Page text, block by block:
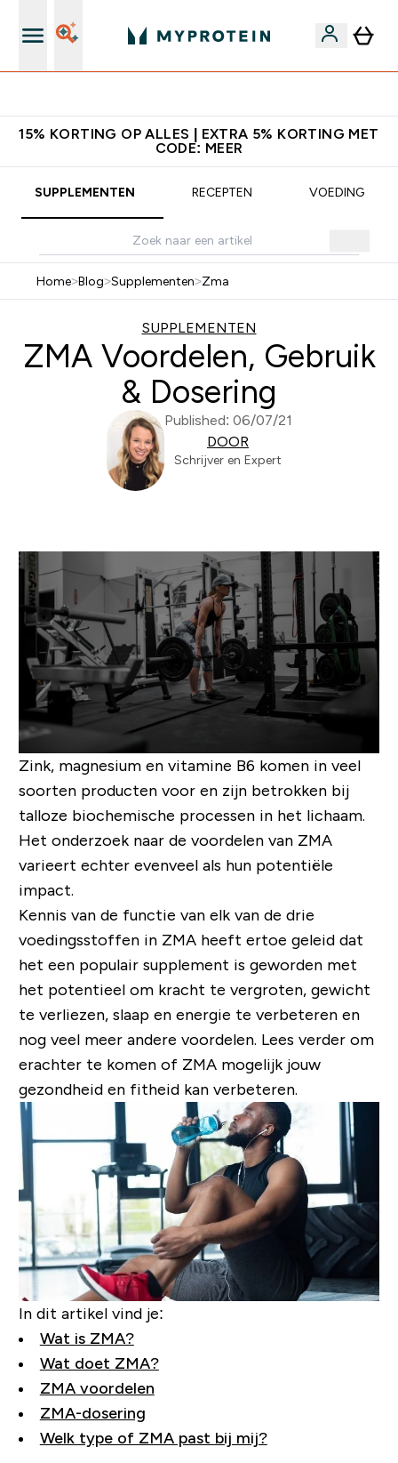
15% KORTING OP ALLES | EXTRA 5% KORTING MET
CODE: MEER
SUPPLEMENTEN RECEPTEN VOEDING
Home>Blog>Supplementen>Zma
SUPPLEMENTEN
ZMA Voordelen, Gebruik
& Dosering
Published: 06/07/21
DOOR
Schrijver en Expert
Zink, magnesium en vitamine B6 komen in veel
soorten producten voor en zijn betrokken bij
talloze biochemische processen in het lichaam.
Het onderzoek naar de voordelen van ZMA
varieert echter evenveel als hun potentiële
impact.
Kennis van de functie van elk van de drie
voedingsstoffen in ZMA heeft ertoe geleid dat
het een populair supplement is geworden met
het potentieel om kracht te vergroten, gewicht
te verliezen, slaap en energie te verbeteren en
nog veel meer andere voordelen. Lees verder om
erachter te komen of ZMA mogelijk jouw
gezondheid en fitheid kan verbeteren.
In dit artikel vind je:
Wat is ZMA?
Wat doet ZMA?
ZMA voordelen
ZMA-dosering
Welk type of ZMA past bij mij?